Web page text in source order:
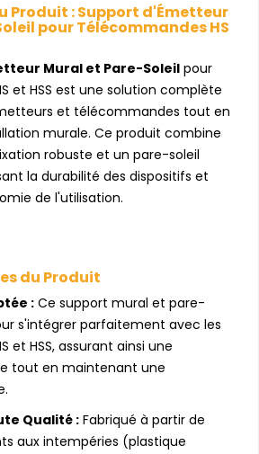
Produit : Support d'Émetteur
pour Télécommandes HS
Mural et Pare-Soleil pour
et HSS est une solution complète
et télécommandes tout en
murale. Ce produit combine
robuste et un pare-soleil
la durabilité des dispositifs et
de l'utilisation.
du Produit
: Ce support mural et pare-
s'intégrer parfaitement avec les
et HSS, assurant ainsi une
tout en maintenant une
Qualité :Fabriqué à partir de
aux intempéries (plastique